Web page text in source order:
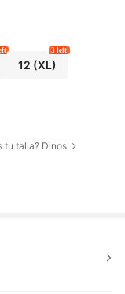
12 (XL)
3 left
tu talla? Dinos